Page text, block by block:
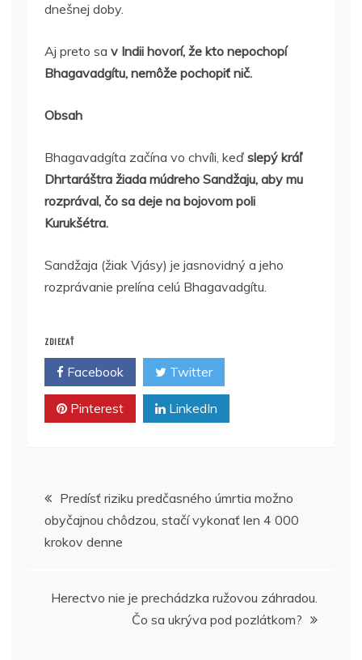
dnešnej doby.
Aj preto sa v Indii hovorí, že kto nepochopí
Bhagavadgítu, nemôže pochopiť nič.
Obsah
Bhagavadgíta začína vo chvíli, keď slepý kráľ
Dhrtaráštra žiada múdreho Sandžaju, aby mu
rozprával, čo sa deje na bojovom poli
Kurukšétra.
Sandžaja (žiak Vjásy) je jasnovidný a jeho
rozprávanie prelína celú Bhagavadgítu.
ZDIEĽAŤ
Facebook Twitter
Pinterest LinkedIn
Navigácia
Predísť riziku predčasného úmrtia možno
obyčajnou chôdzou, stačí vykonať len 4 000
krokov denne
Herectvo nie je prechádzka ružovou záhradou.
Čo sa ukrýva pod pozlátkom?